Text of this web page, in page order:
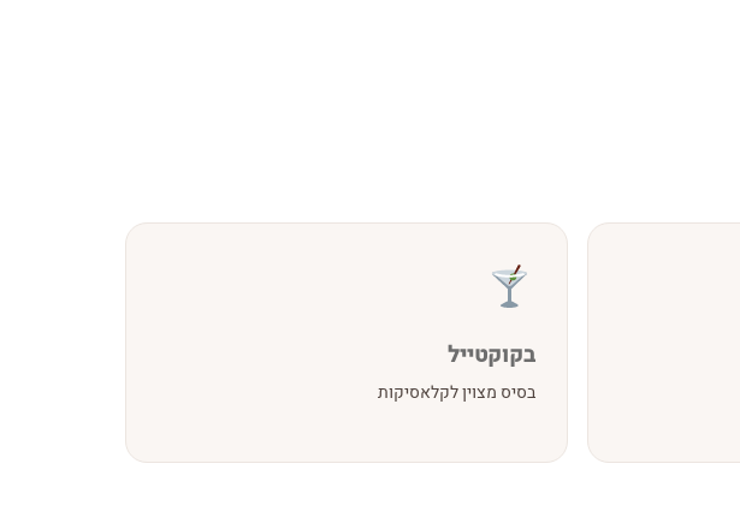
בקוקטייל
בסיס מצוין לקלאסיקות